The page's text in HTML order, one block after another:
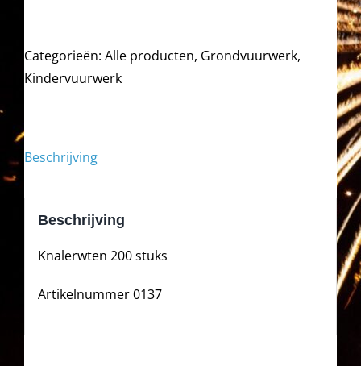
Categorieën: Alle producten, Grondvuurwerk,
Kindervuurwerk
Beschrijving
Beschrijving
Knalerwten 200 stuks
Artikelnummer 0137